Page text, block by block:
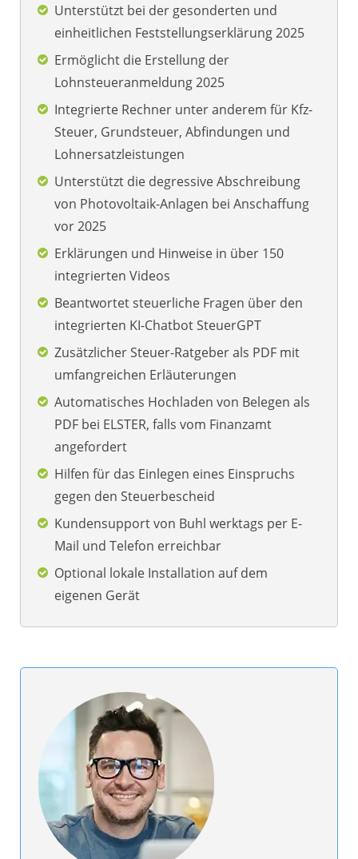
Unterstützt bei der gesonderten und
einheitlichen Feststellungserklärung 2025
Ermöglicht die Erstellung der
Lohnsteueranmeldung 2025
Integrierte Rechner unter anderem für Kfz-
Steuer, Grundsteuer, Abfindungen und
Lohnersatzleistungen
Unterstützt die degressive Abschreibung
von Photovoltaik-Anlagen bei Anschaffung
vor 2025
Erklärungen und Hinweise in über 150
integrierten Videos
Beantwortet steuerliche Fragen über den
integrierten KI-Chatbot SteuerGPT
Zusätzlicher Steuer-Ratgeber als PDF mit
umfangreichen Erläuterungen
Automatisches Hochladen von Belegen als
PDF bei ELSTER, falls vom Finanzamt
angefordert
Hilfen für das Einlegen eines Einspruchs
gegen den Steuerbescheid
Kundensupport von Buhl werktags per E-
Mail und Telefon erreichbar
Optional lokale Installation auf dem
eigenen Gerät